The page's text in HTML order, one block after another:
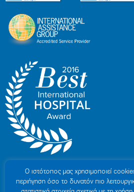
Ο ιστότοπoς μας χρησιμοποιεί
περιήγηση όσο το δυνατόν πιο